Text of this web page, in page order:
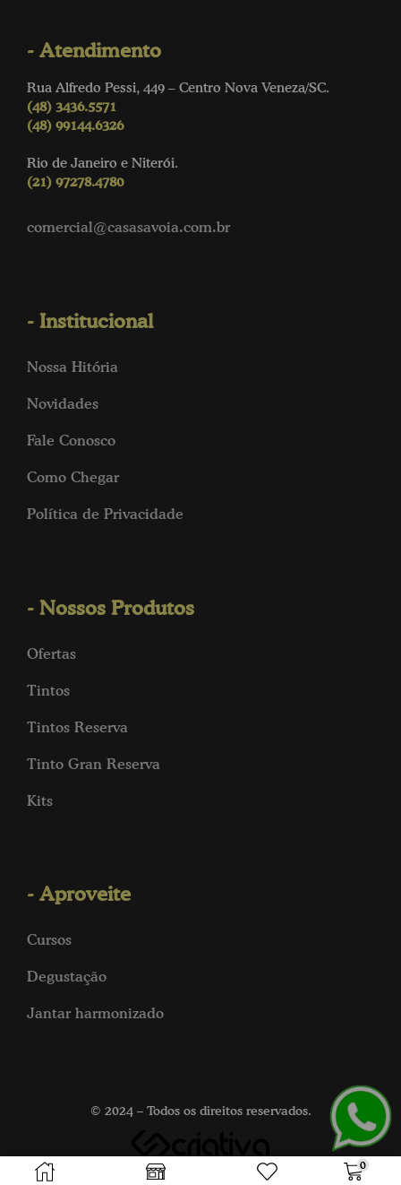
0
- Atendimento
Rua Alfredo Pessi, 449 – Centro Nova Veneza/SC.
(48) 3436.5571
(48) 99144.6326
Rio de Janeiro e Niterói.
(21) 97278.4780
comercial@casasavoia.com.br
- Institucional
Nossa Hitória
Novidades
Fale Conosco
Como Chegar
Política de Privacidade
- Nossos Produtos
Ofertas
Tintos
Tintos Reserva
Tinto Gran Reserva
Kits
- Aproveite
Cursos
Degustação
Jantar harmonizado
© 2024 – Todos os direitos reservados.